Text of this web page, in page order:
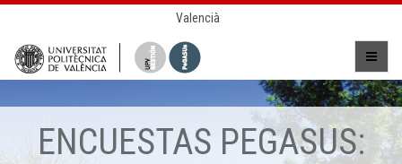
Valencià
ENCUESTAS PEGASUS: